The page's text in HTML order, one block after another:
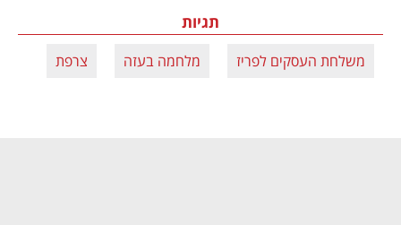
תגיות
משלחת העסקים לפריז מלחמה בעזה צרפת